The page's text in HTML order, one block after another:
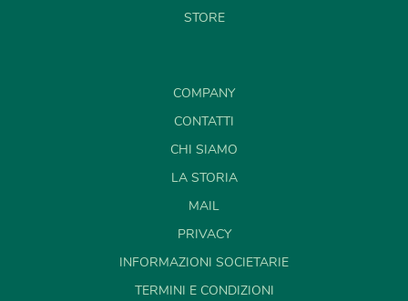
STORE
COMPANY
CONTATTI
CHI SIAMO
LA STORIA
MAIL
PRIVACY
INFORMAZIONI SOCIETARIE
TERMINI E CONDIZIONI